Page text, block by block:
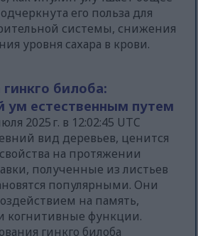
его польза для
системы, снижения
уровня сахара в крови.
билоба:
ум естественным путем
2025 г. в 12:02:45 UTC
вид деревьев, ценится
на протяжении
полученные из листьев
популярными. Они
на память,
когнитивные функции.
гинкго билоба